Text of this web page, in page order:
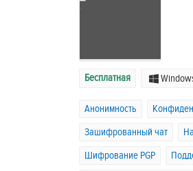
Бесплатная
Анонимность
Зашифрованный чат
Шифрование PGP